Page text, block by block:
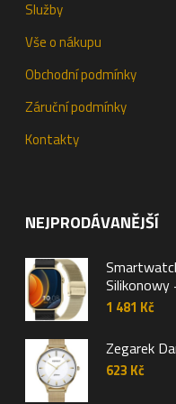
Služby
Vše o nákupu
Obchodní podmínky
Záruční podmínky
Kontakty
NEJPRODÁVANĚJŠÍ
Silikonowy
1 481 Kč
Zegarek
623 Kč